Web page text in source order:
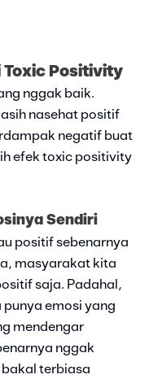
Positivity
nggak baik.
nasehat positif
negatif buat
efek toxic positivity
Sendiri
positif sebenarnya
masyarakat kita
saja. Padahal,
emosi yang
mendengar
nggak
terbiasa